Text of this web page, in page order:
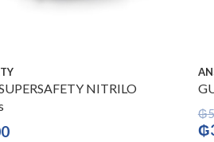
NITRILO
₲
El
₲